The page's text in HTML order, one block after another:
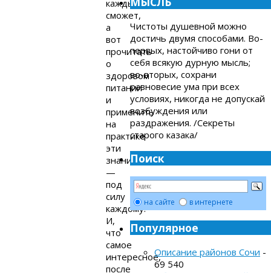
каждый
сможет,
а
вот
прочитать
о
здоровом
питании
и
применить
на
практике
эти
знания
—
под
силу
каждому.
И,
что
самое
интересное,
после
Чистоты душевной можно
достичь двумя способами. Во-
первых, настойчиво гони от
себя всякую дурную мысль;
во-вторых, сохрани
равновесие ума при всех
условиях, никогда не допускай
возбуждения или
раздражения. /Секреты
старого казака/
Поиск
на сайте в интернете
Популярное
Описание районов Сочи -
69 540